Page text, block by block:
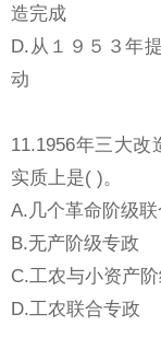
造完成
D.从１９５３年
动
11.1956年三大
实质上是( )。
A.几个革命阶级
B.无产阶级专政
C.工农与小资产
D.工农联合专政